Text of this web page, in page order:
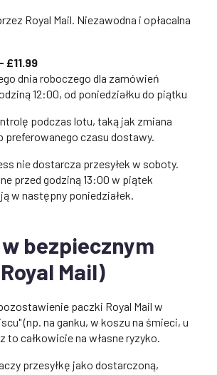
Royal Mail. Niezawodna i opłacalna
£11.99
dnia roboczego dla zamówień
12:00, od poniedziałku do piątku
podczas lotu, taką jak zmiana
preferowanego czasu dostawy.
nie dostarcza przesyłek w soboty.
przed godziną 13:00 w piątek
w następny poniedziałek.
bezpiecznym
Mail)
paczki Royal Mail w
(np. na ganku, w koszu na śmieci, u
to całkowicie na własne ryzyko.
przesyłkę jako dostarczoną,